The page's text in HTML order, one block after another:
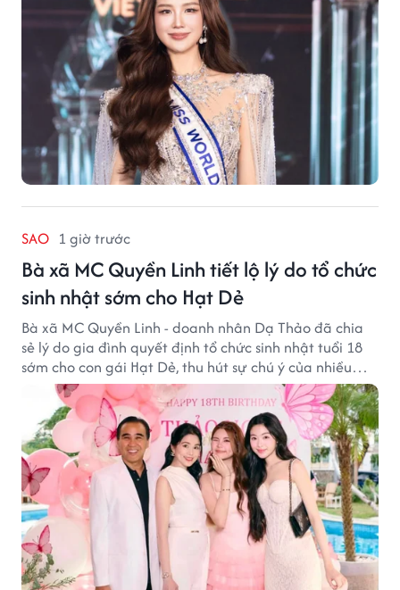
SAO 1 giờ trước
Bà xã MC Quyền Linh tiết lộ lý do tổ chức
sinh nhật sớm cho Hạt Dẻ
Bà xã MC Quyền Linh - doanh nhân Dạ Thảo đã chia
sẻ lý do gia đình quyết định tổ chức sinh nhật tuổi 18
sớm cho con gái Hạt Dẻ, thu hút sự chú ý của nhiều
người hâm mộ.